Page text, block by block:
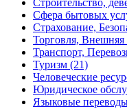
Строительство,
Сфера бытовых
Страхование,
Торговля, Внешняя
Транспорт,
Туризм (21)
Человеческие
Юридическое
Языковые